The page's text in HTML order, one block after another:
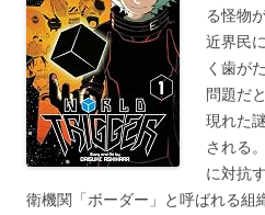
る怪物
近界民
く歯が
問題だ
現れた
される
に対抗
衛機関「ボーダー」と呼ばれる組